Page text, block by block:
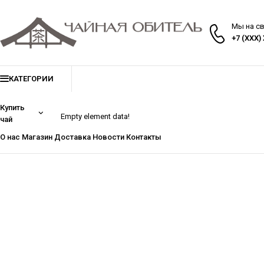
Мы на
+7 (XXX)
КАТЕГОРИИ
Купить
чай
Empty element data!
О нас Магазин Доставка Новости Контакты